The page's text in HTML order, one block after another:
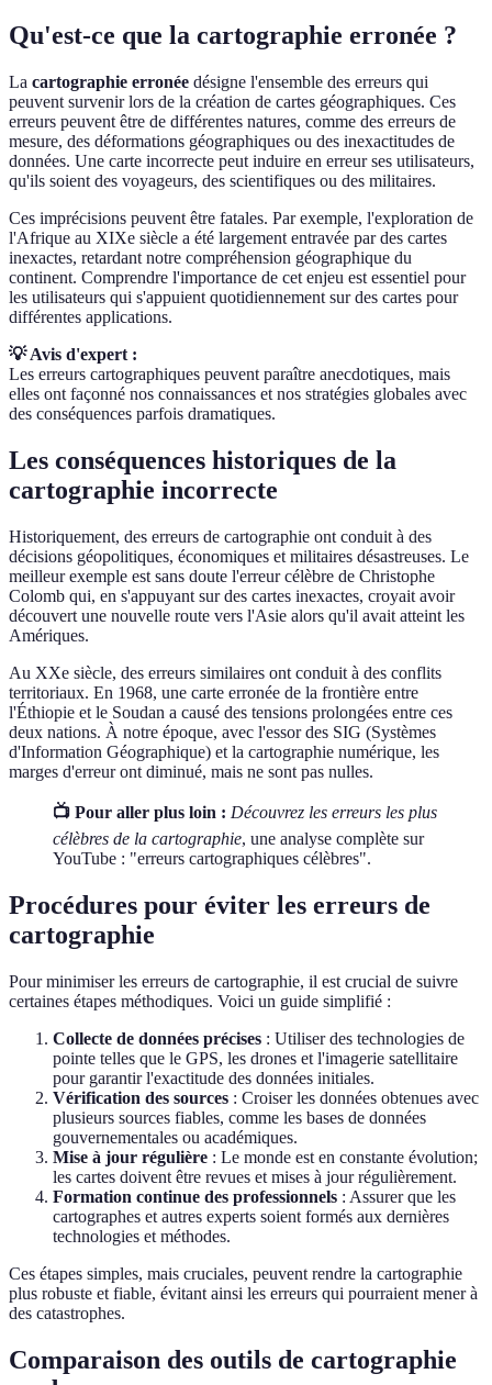
Qu'est-ce que la cartographie erronée ?
La cartographie erronée désigne l'ensemble des erreurs qui
peuvent survenir lors de la création de cartes géographiques. Ces
erreurs peuvent être de différentes natures, comme des erreurs de
mesure, des déformations géographiques ou des inexactitudes de
données. Une carte incorrecte peut induire en erreur ses utilisateurs,
qu'ils soient des voyageurs, des scientifiques ou des militaires.
Ces imprécisions peuvent être fatales. Par exemple, l'exploration de
l'Afrique au XIXe siècle a été largement entravée par des cartes
inexactes, retardant notre compréhension géographique du
continent. Comprendre l'importance de cet enjeu est essentiel pour
les utilisateurs qui s'appuient quotidiennement sur des cartes pour
différentes applications.
💡 Avis d'expert :
Les erreurs cartographiques peuvent paraître anecdotiques, mais
elles ont façonné nos connaissances et nos stratégies globales avec
des conséquences parfois dramatiques.
Les conséquences historiques de la
cartographie incorrecte
Historiquement, des erreurs de cartographie ont conduit à des
décisions géopolitiques, économiques et militaires désastreuses. Le
meilleur exemple est sans doute l'erreur célèbre de Christophe
Colomb qui, en s'appuyant sur des cartes inexactes, croyait avoir
découvert une nouvelle route vers l'Asie alors qu'il avait atteint les
Amériques.
Au XXe siècle, des erreurs similaires ont conduit à des conflits
territoriaux. En 1968, une carte erronée de la frontière entre
l'Éthiopie et le Soudan a causé des tensions prolongées entre ces
deux nations. À notre époque, avec l'essor des SIG (Systèmes
d'Information Géographique) et la cartographie numérique, les
marges d'erreur ont diminué, mais ne sont pas nulles.
📺 Pour aller plus loin : Découvrez les erreurs les plus
célèbres de la cartographie, une analyse complète sur
YouTube : "erreurs cartographiques célèbres".
Procédures pour éviter les erreurs de
cartographie
Pour minimiser les erreurs de cartographie, il est crucial de suivre
certaines étapes méthodiques. Voici un guide simplifié :
Collecte de données précises : Utiliser des technologies de
pointe telles que le GPS, les drones et l'imagerie satellitaire
pour garantir l'exactitude des données initiales.
Vérification des sources : Croiser les données obtenues avec
plusieurs sources fiables, comme les bases de données
gouvernementales ou académiques.
Mise à jour régulière : Le monde est en constante évolution;
les cartes doivent être revues et mises à jour régulièrement.
Formation continue des professionnels : Assurer que les
cartographes et autres experts soient formés aux dernières
technologies et méthodes.
Ces étapes simples, mais cruciales, peuvent rendre la cartographie
plus robuste et fiable, évitant ainsi les erreurs qui pourraient mener à
des catastrophes.
Comparaison des outils de cartographie